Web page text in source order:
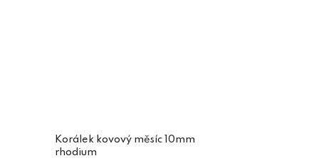
Korálek kovový měsíc 10mm
rhodium